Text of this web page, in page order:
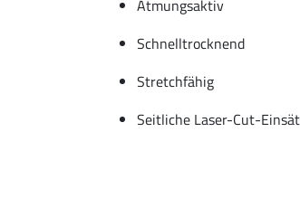
Atmungsaktiv
Schnelltrocknend
Stretchfähig
Seitliche Laser-Cut-